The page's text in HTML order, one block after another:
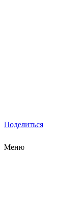
Поделиться
Меню